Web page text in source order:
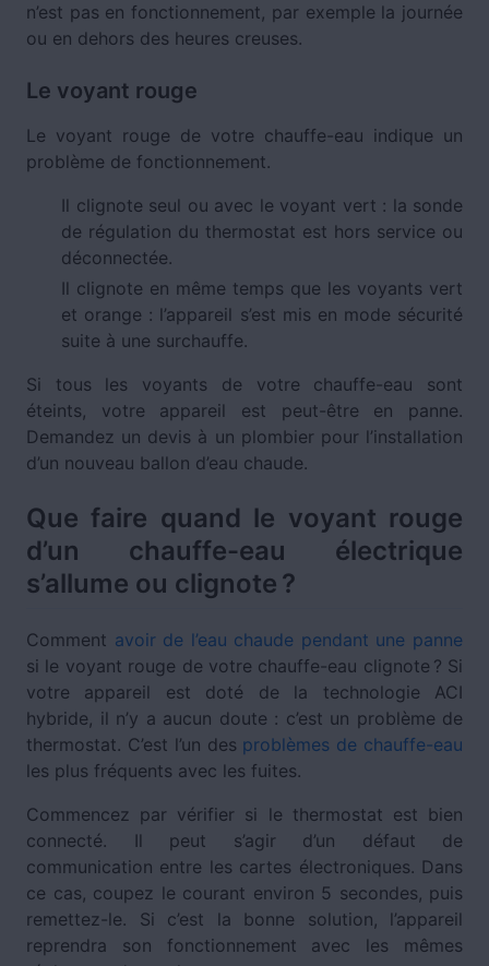
n’est pas en fonctionnement, par exemple la journée
ou en dehors des heures creuses.
Le voyant rouge
Le voyant rouge de votre chauffe-eau indique un
problème de fonctionnement.
Il clignote seul ou avec le voyant vert : la sonde
de régulation du thermostat est hors service ou
déconnectée.
Il clignote en même temps que les voyants vert
et orange : l’appareil s’est mis en mode sécurité
suite à une surchauffe.
Si tous les voyants de votre chauffe-eau sont
éteints, votre appareil est peut-être en panne.
Demandez un devis à un plombier pour l’installation
d’un nouveau ballon d’eau chaude.
Que faire quand le voyant rouge
d’un chauffe-eau électrique
s’allume ou clignote ?
Comment avoir de l’eau chaude pendant une panne
si le voyant rouge de votre chauffe-eau clignote ? Si
votre appareil est doté de la technologie ACI
hybride, il n’y a aucun doute : c’est un problème de
thermostat. C’est l’un des problèmes de chauffe-eau
les plus fréquents avec les fuites.
Commencez par vérifier si le thermostat est bien
connecté. Il peut s’agir d’un défaut de
communication entre les cartes électroniques. Dans
ce cas, coupez le courant environ 5 secondes, puis
remettez-le. Si c’est la bonne solution, l’appareil
reprendra son fonctionnement avec les mêmes